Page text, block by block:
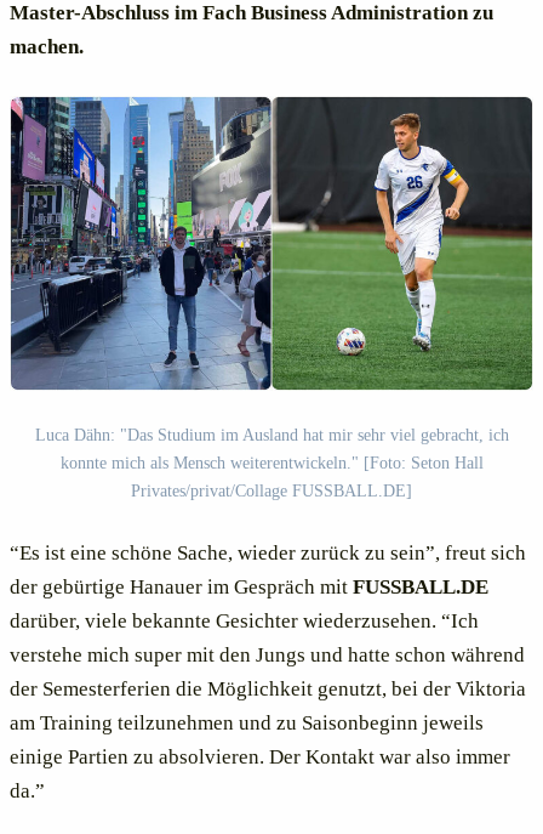
Master-Abschluss im Fach Business Administration zu
machen.
Luca Dähn: "Das Studium im Ausland hat mir sehr viel gebracht, ich
konnte mich als Mensch weiterentwickeln." [Foto: Seton Hall
Privates/privat/Collage FUSSBALL.DE]
“Es ist eine schöne Sache, wieder zurück zu sein”, freut sich
der gebürtige Hanauer im Gespräch mit FUSSBALL.DE
darüber, viele bekannte Gesichter wiederzusehen. “Ich
verstehe mich super mit den Jungs und hatte schon während
der Semesterferien die Möglichkeit genutzt, bei der Viktoria
am Training teilzunehmen und zu Saisonbeginn jeweils
einige Partien zu absolvieren. Der Kontakt war also immer
da.”